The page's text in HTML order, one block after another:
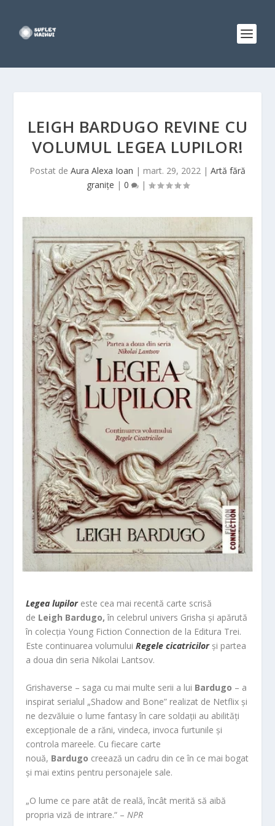
LEIGH BARDUGO REVINE CU
VOLUMUL LEGEA LUPILOR!
Postat de Aura Alexa Ioan | mart. 29, 2022 | Artă fără
granițe | 0 |
Legea lupiloreste cea mai recentă carte scrisă
de Leigh Bardugo, în celebrul univers Grisha și apărută
în colecția Young Fiction Connection de la Editura Trei.
Este continuarea volumuluiRegele cicatricilorși partea
a doua din seria Nikolai Lantsov.
Grishaverse – saga cu mai multe serii a lui Bardugo – a
inspirat serialul „Shadow and Bone” realizat de Netflix și
ne dezvăluie o lume fantasy în care soldații au abilități
excepționale de a răni, vindeca, invoca furtunile și
controla mareele. Cu fiecare carte
nouă, Bardugo creează un cadru din ce în ce mai bogat
și mai extins pentru personajele sale.
„O lume ce pare atât de reală, încât merită să aibă
propria viză de intrare.“ – NPR